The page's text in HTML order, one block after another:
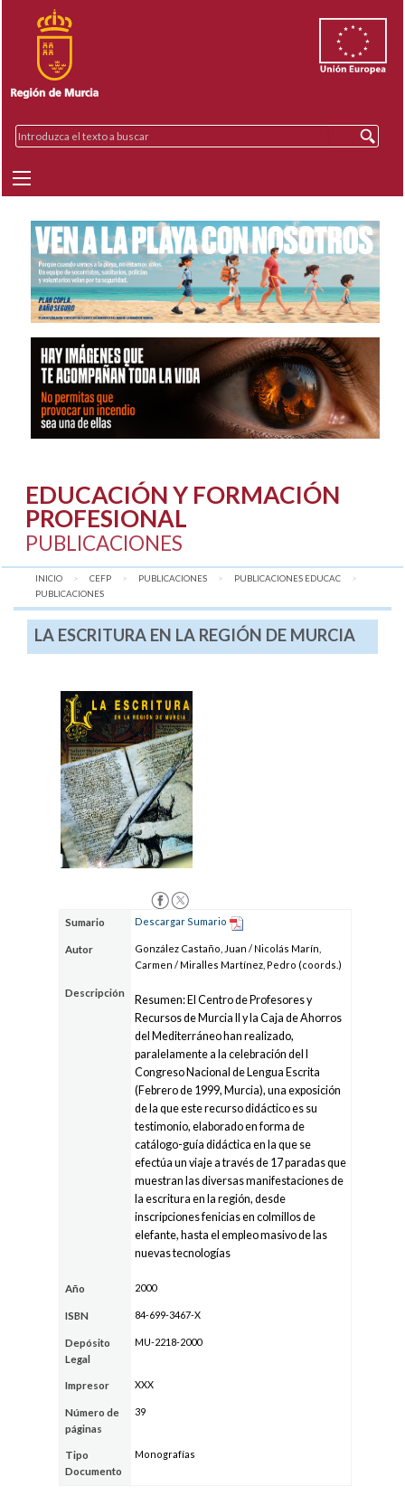
EDUCACIÓN Y FORMACIÓN
PROFESIONAL
PUBLICACIONES
INICIO CEFP PUBLICACIONES
PUBLICACIONES EDUCAC
AQUÍ:
PUBLICACIONES
LA ESCRITURA EN LA REGIÓN DE MURCIA
Sumario Descargar Sumario
Autor
González Castaño, Juan / Nicolás Marín,
Carmen / Miralles Martínez, Pedro (coords.)
Descripción
Resumen: El Centro de Profesores y
Recursos de Murcia II y la Caja de Ahorros
del Mediterráneo han realizado,
paralelamente a la celebración del I
Congreso Nacional de Lengua Escrita
(Febrero de 1999, Murcia), una exposición
de la que este recurso didáctico es su
testimonio, elaborado en forma de
catálogo-guía didáctica en la que se
efectúa un viaje a través de 17 paradas que
muestran las diversas manifestaciones de
la escritura en la región, desde
inscripciones fenicias en colmillos de
elefante, hasta el empleo masivo de las
nuevas tecnologías
Año 2000
ISBN 84-699-3467-X
Depósito
Legal
MU-2218-2000
Impresor XXX
Número de
páginas
39
Tipo
Documento
Monografías